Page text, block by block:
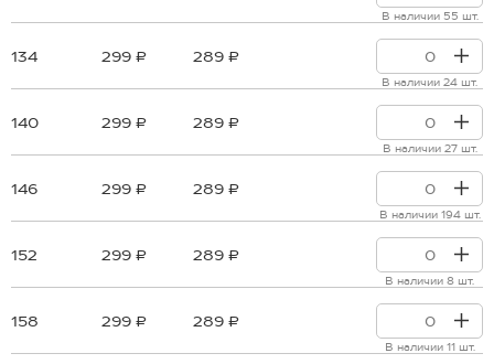
В наличии 55 шт.
134 299 ₽ 289 ₽
В наличии 24 шт.
140 299 ₽ 289 ₽
В наличии 27 шт.
146 299 ₽ 289 ₽
В наличии 194 шт.
152 299 ₽ 289 ₽
В наличии 8 шт.
158 299 ₽ 289 ₽
В наличии 11 шт.